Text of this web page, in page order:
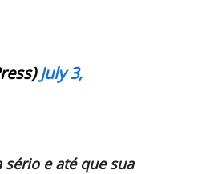
July 3,
sério e até que sua